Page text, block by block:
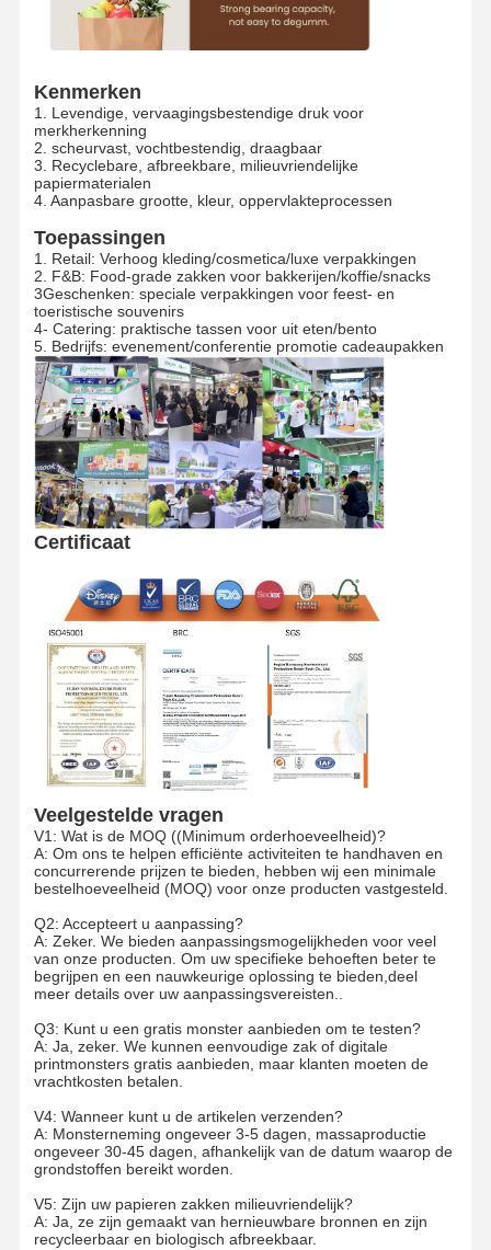
Thuis Producten VR-Show Over Ons
Fabriekstour
Ons Op
Gevallen
Vraag Een
Offerte
Recyclebare papieren zak
Draaide papieren zakken
Papieren voedselbezorgtassen
sos document zakken
J Cut Papieren Zak
E-commerce zakken
Papieren zak met platte handgreep
Handgemaakte papieren zakken
Eengebruikte producten voor de voeding
Knijp papieren zakken met onderkant
Kenmerken
1. Levendige, vervaagingsbestendige druk voor
merkherkenning
2. scheurvast, vochtbestendig, draagbaar
3. Recyclebare, afbreekbare, milieuvriendelijke
papiermaterialen
4. Aanpasbare grootte, kleur, oppervlakteprocessen
Toepassingen
1. Retail: Verhoog kleding/cosmetica/luxe verpakkingen
2. F&B: Food-grade zakken voor bakkerijen/koffie/snacks
3Geschenken: speciale verpakkingen voor feest- en
toeristische souvenirs
4- Catering: praktische tassen voor uit eten/bento
5. Bedrijfs: evenement/conferentie promotie cadeaupakken
Certificaat
Veelgestelde vragen
V1: Wat is de MOQ ((Minimum orderhoeveelheid)?
A: Om ons te helpen efficiënte activiteiten te handhaven en
concurrerende prijzen te bieden, hebben wij een minimale
bestelhoeveelheid (MOQ) voor onze producten vastgesteld.
Q2: Accepteert u aanpassing?
A: Zeker. We bieden aanpassingsmogelijkheden voor veel
van onze producten. Om uw specifieke behoeften beter te
begrijpen en een nauwkeurige oplossing te bieden,deel
meer details over uw aanpassingsvereisten..
Q3: Kunt u een gratis monster aanbieden om te testen?
A: Ja, zeker. We kunnen eenvoudige zak of digitale
printmonsters gratis aanbieden, maar klanten moeten de
vrachtkosten betalen.
V4: Wanneer kunt u de artikelen verzenden?
A: Monsterneming ongeveer 3-5 dagen, massaproductie
ongeveer 30-45 dagen, afhankelijk van de datum waarop de
grondstoffen bereikt worden.
V5: Zijn uw papieren zakken milieuvriendelijk?
A: Ja, ze zijn gemaakt van hernieuwbare bronnen en zijn
recycleerbaar en biologisch afbreekbaar.